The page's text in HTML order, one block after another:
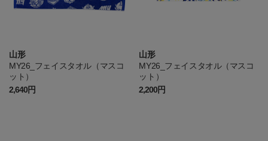
山形
MY26_フェイスタオル（マスコ
ット）
2,640円
山形
MY26_フェイスタオル（マスコ
ット）
2,200円